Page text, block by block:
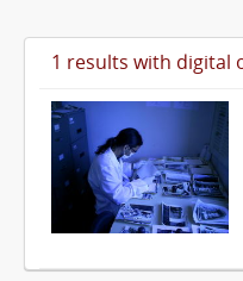
1 results with digital